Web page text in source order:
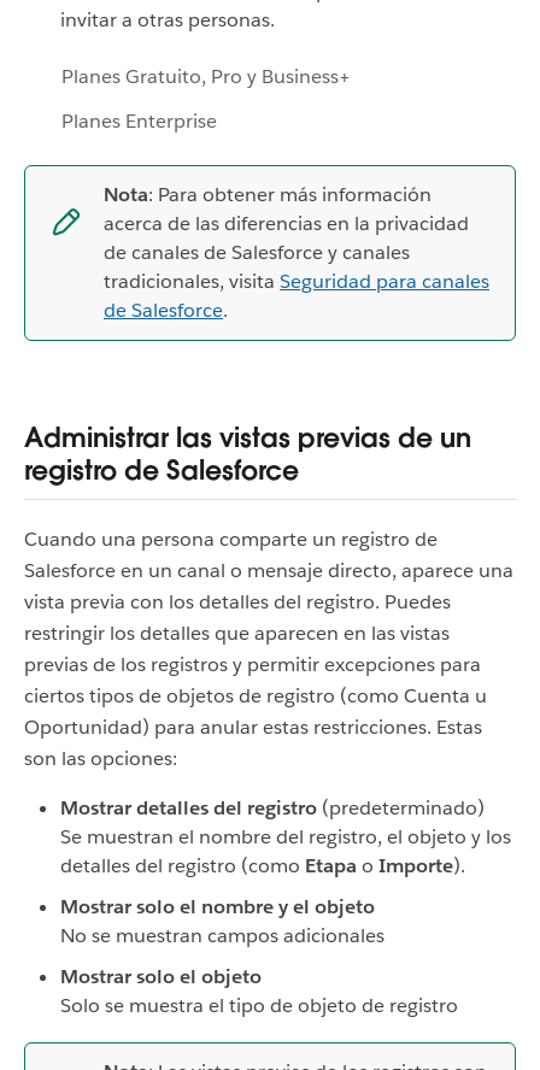
invitar a otras personas.
Planes Gratuito, Pro y Business+
Planes Enterprise
Nota: Para obtener más información
acerca de las diferencias en la privacidad
de canales de Salesforce y canales
tradicionales, visita Seguridad para canales
de Salesforce.
Administrar las vistas previas de un
registro de Salesforce
Cuando una persona comparte un registro de
Salesforce en un canal o mensaje directo, aparece una
vista previa con los detalles del registro. Puedes
restringir los detalles que aparecen en las vistas
previas de los registros y permitir excepciones para
ciertos tipos de objetos de registro (como Cuenta u
Oportunidad) para anular estas restricciones. Estas
son las opciones:
Mostrar detalles del registro (predeterminado)
Se muestran el nombre del registro, el objeto y los
detalles del registro (como Etapa o Importe).
Mostrar solo el nombre y el objeto
No se muestran campos adicionales
Mostrar solo el objeto
Solo se muestra el tipo de objeto de registro